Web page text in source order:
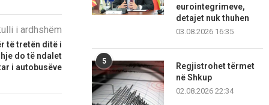
i ardhshëm
të tretën ditë i
do të ndalet
i autobusëve
eurointegrimeve,
detajet nuk thuhen
03.08.2026 16:35
5
Regjistrohet tërmet
në Shkup
02.08.2026 22:34